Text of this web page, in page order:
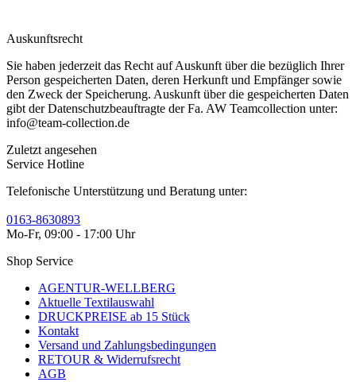
Auskunftsrecht
Sie haben jederzeit das Recht auf Auskunft über die bezüglich Ihrer
Person gespeicherten Daten, deren Herkunft und Empfänger sowie
den Zweck der Speicherung. Auskunft über die gespeicherten Daten
gibt der Datenschutzbeauftragte der Fa. AW Teamcollection unter:
info@team-collection.de
Zuletzt angesehen
Service Hotline
Telefonische Unterstützung und Beratung unter:
0163-8630893
Mo-Fr, 09:00 - 17:00 Uhr
Shop Service
AGENTUR-WELLBERG
Aktuelle Textilauswahl
DRUCKPREISE ab 15 Stück
Kontakt
Versand und Zahlungsbedingungen
RETOUR & Widerrufsrecht
AGB